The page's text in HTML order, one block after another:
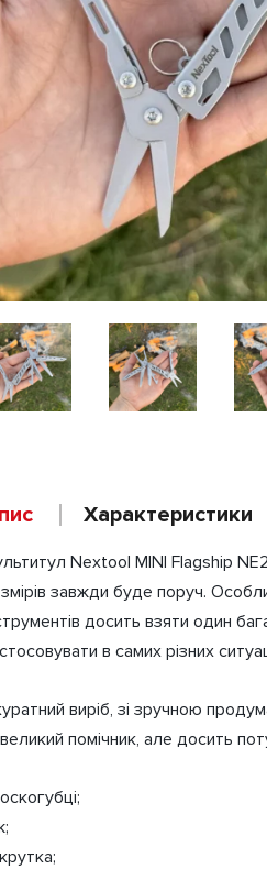
Характеристики
Nextool MINI Flagship
завжди буде поруч.
досить взяти один
в самих різних
виріб, зі зручною
помічник, але досить
сталі